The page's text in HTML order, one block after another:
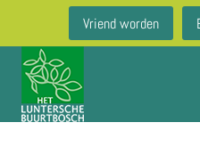
inhoud
Vriend worden